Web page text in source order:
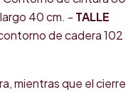
40 cm. - TALLE
de cadera 102
mientras que el cierre